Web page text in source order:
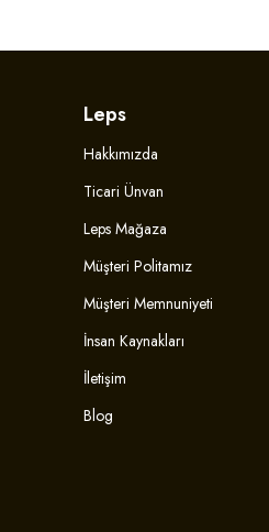
Leps
Hakkımızda
Ticari Ünvan
Leps Mağaza
Müşteri Politamız
Müşteri Memnuniyeti
İnsan Kaynakları
İletişim
Blog